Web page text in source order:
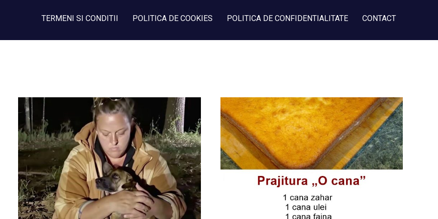
TERMENI SI CONDITII POLITICA DE COOKIES POLITICA DE CONFIDENTIALITATE CONTACT